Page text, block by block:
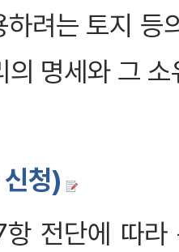
려는 토지 등
의 명세와 그
청)
전단에 따